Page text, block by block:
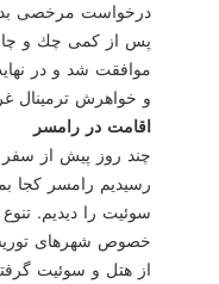
درخواست مرخصی
پس از كمی چك و
موافقت شد و در
و خواهرش ترمینال
اقامت در رامسر
چند روز پیش از
رسیدیم رامسر كجا
سوئیت را دیدیم.
خصوص شهرهای
از هتل و سوئیت گرفته